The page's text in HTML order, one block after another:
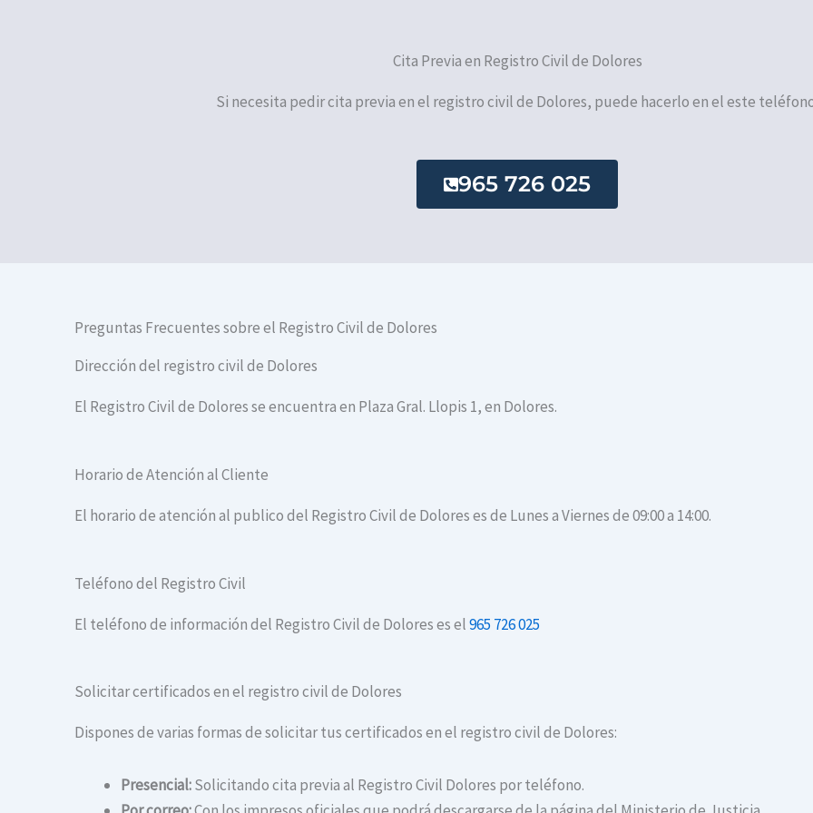
Cita Previa en Registro Civil de Dolores
Si necesita pedir cita previa en el registro civil de Dolores, puede hacerlo en el este
965 726 025
Preguntas Frecuentes sobre el Registro Civil de Dolores
Dirección del registro civil de Dolores
El Registro Civil de Dolores se encuentra en Plaza Gral. Llopis 1, en Dolores.
Horario de Atención al Cliente
El horario de atención al publico del Registro Civil de Dolores es de Lunes a Viernes de 09:00 a 14:00.
Teléfono del Registro Civil
El teléfono de información del Registro Civil de Dolores es el965 726 025
Solicitar certificados en el registro civil de Dolores
Dispones de varias formas de solicitar tus certificados en el registro civil de Dolores:
Presencial:Solicitando cita previa al Registro Civil Dolores por teléfono.